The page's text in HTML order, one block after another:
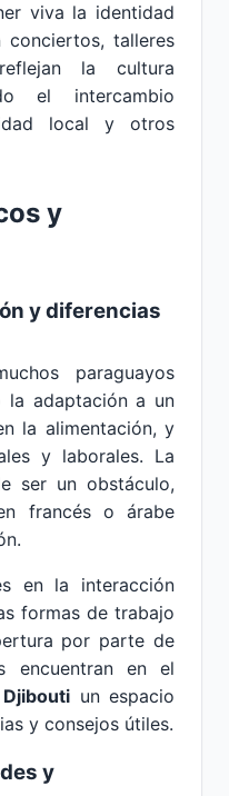
viva la identidad
conciertos, talleres
la cultura
el intercambio
local y otros
y
y diferencias
paraguayos
la adaptación a un
la alimentación, y
y laborales. La
ser un obstáculo,
francés o árabe
en la interacción
formas de trabajo
por parte de
encuentran en el
un espacio
y consejos útiles.
y